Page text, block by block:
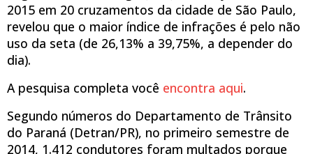
2015 em 20 cruzamentos da cidade de São Paulo,
revelou que o maior índice de infrações é pelo não
uso da seta (de 26,13% a 39,75%, a depender do
dia).
A pesquisa completa você encontra aqui.
Segundo números do Departamento de Trânsito
do Paraná (Detran/PR), no primeiro semestre de
2014, 1.412 condutores foram multados porque